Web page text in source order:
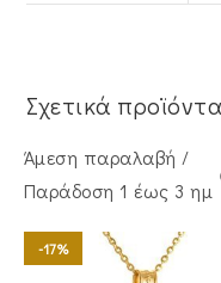
Σχετικά προϊόντα
Άμεση παραλαβή /
Παράδoση 1 έως 3
-17%